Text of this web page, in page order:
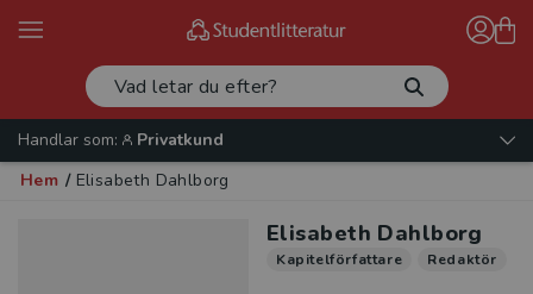
Handlar som:
Privatkund
Hem / Elisabeth Dahlborg
Elisabeth Dahlborg
Kapitelförfattare Redaktör